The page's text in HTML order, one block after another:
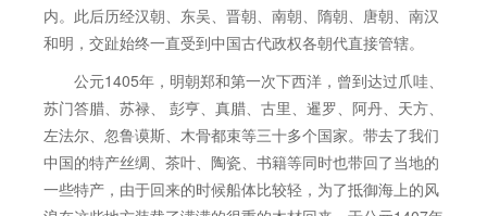
内。此后历经汉朝、东吴、晋朝、南朝、隋朝、唐朝、南汉
和明，交趾始终一直受到中国古代政权各朝代直接管辖。
公元1405年，明朝郑和第一次下西洋，曾到达过爪哇、
苏门答腊、苏禄、 彭亨、真腊、古里、暹罗、阿丹、天方、
左法尔、忽鲁谟斯、木骨都束等三十多个国家。带去了我们
中国的特产丝绸、茶叶、陶瓷、书籍等同时也带回了当地的
一些特产，由于回来的时候船体比较轻，为了抵御海上的风